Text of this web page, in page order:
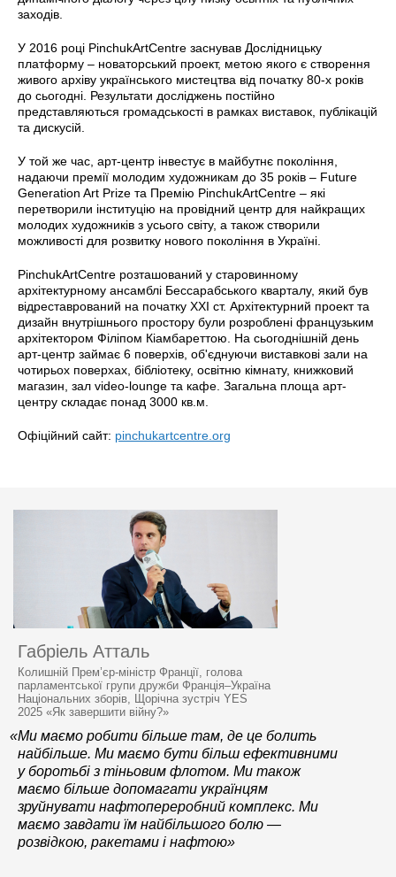
заходів.
У 2016 році PinchukArtCentre заснував Дослідницьку
платформу – новаторський проект, метою якого є створення
живого архіву українського мистецтва від початку 80-х років
до сьогодні. Результати досліджень постійно
представляються громадськості в рамках виставок, публікацій
та дискусій.
У той же час, арт-центр інвестує в майбутнє покоління,
надаючи премії молодим художникам до 35 років – Future
Generation Art Prize та Премію PinchukArtCentre – які
перетворили інституцію на провідний центр для найкращих
молодих художників з усього світу, а також створили
можливості для розвитку нового покоління в Україні.
PinchukArtCentre розташований у старовинному
архітектурному ансамблі Бессарабського кварталу, який був
відреставрований на початку ХХІ ст. Архітектурний проект та
дизайн внутрішнього простору були розроблені французьким
архітектором Філіпом Кіамбареттою. На сьогоднішній день
арт-центр займає 6 поверхів, об'єднуючи виставкові зали на
чотирьох поверхах, бібліотеку, освітню кімнату, книжковий
магазин, зал video-lounge та кафе. Загальна площа арт-
центру складає понад 3000 кв.м.
Офіційний сайт: pinchukartcentre.org
Габріель Атталь
Колишній Прем’єр-міністр Франції, голова
парламентської групи дружби Франція–Україна
Національних зборів, Щорічна зустріч YES
2025 «Як завершити війну?»
«Ми маємо робити більше там, де це болить
найбільше. Ми маємо бути більш ефективними
у боротьбі з тіньовим флотом. Ми також
маємо більше допомагати українцям
зруйнувати нафтопереробний комплекс. Ми
маємо завдати їм найбільшого болю —
розвідкою, ракетами і нафтою»